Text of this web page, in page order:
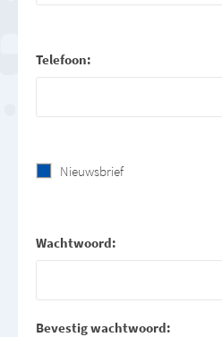
Telefoon:
Nieuwsbrief
Wachtwoord:
Bevestig wachtwoord: